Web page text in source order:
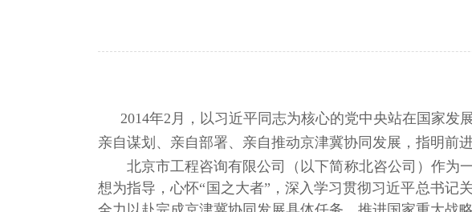
2014年2月，以习近平同志为核心的党中央站在国家发
亲自谋划、亲自部署、亲自推动京津冀协同发展，指明前
北京市工程咨询有限公司（以下简称北咨公司）作为
想为指导，心怀“国之大者” ， 深入学习贯彻习近平总书记